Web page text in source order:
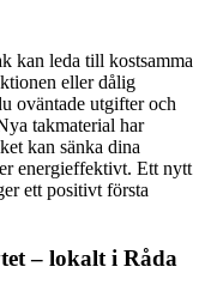
kan leda till kostsamma
eller dålig
oväntade utgifter och
takmaterial har
kan sänka dina
energieffektivt. Ett nytt
ett positivt första
– lokalt i Råda